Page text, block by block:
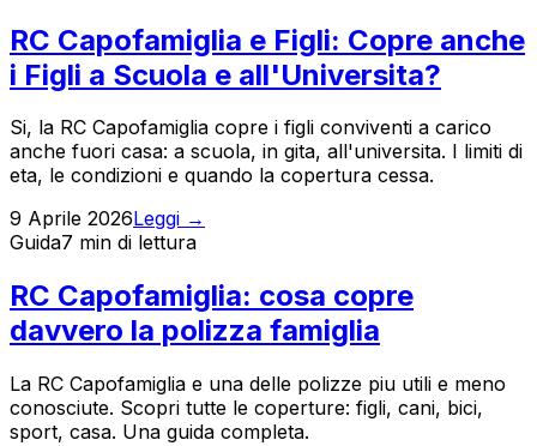
RC Capofamiglia e Figli: Copre anche
i Figli a Scuola e all'Universita?
Si, la RC Capofamiglia copre i figli conviventi a carico
anche fuori casa: a scuola, in gita, all'universita. I limiti di
eta, le condizioni e quando la copertura cessa.
9 Aprile 2026Leggi →
Guida7 min di lettura
RC Capofamiglia: cosa copre
davvero la polizza famiglia
La RC Capofamiglia e una delle polizze piu utili e meno
conosciute. Scopri tutte le coperture: figli, cani, bici,
sport, casa. Una guida completa.